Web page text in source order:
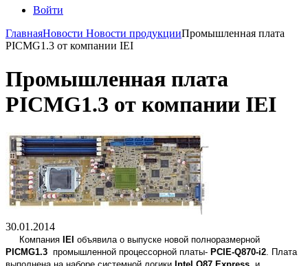
Войти
ГлавнаяНовости Новости продукцииПромышленная плата
PICMG1.3 от компании IEI
Промышленная плата
PICMG1.3 от компании IEI
30.01.2014
Компания IEI объявила о выпуске новой полноразмерной
PICMG1.3 промышленной процессорной платы- PCIE-Q870-i2 . Плата